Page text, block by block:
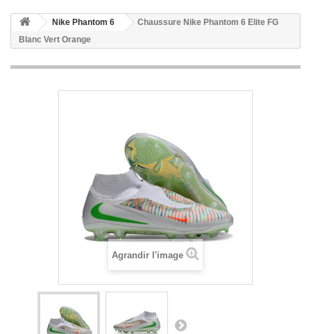
Nike Phantom 6
Chaussure Nike Phantom 6 Elite FG
Blanc Vert Orange
Agrandir l'image